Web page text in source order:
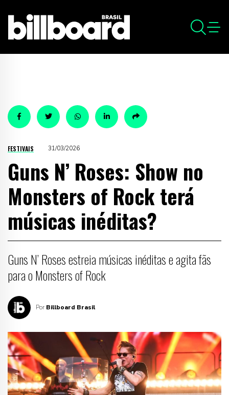
FESTIVAIS 31/03/2026
Guns N’ Roses: Show no
Monsters of Rock terá
músicas inéditas?
Guns N’ Roses estreia músicas inéditas e agita fãs
para o Monsters of Rock
Por Billboard Brasil